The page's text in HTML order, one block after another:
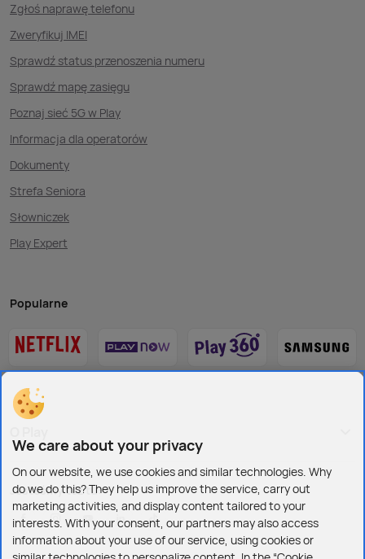
Zgłoś naprawę telefonu
Zweryfikuj IMEI
Sprawdź status przenoszenia numeru
Sprawdź mapę zasięgu
Poznaj sieć 5G w Play
Informacja dla operatorów
Dokumenty
Strefa Seniora
Słowniczek
Play Expert
Popularne
Jesteśmy też tu:
We care about your privacy
On our website, we use cookies and similar technologies. Why
do we do this? They help us improve the service, carry out
marketing activities, and display content tailored to your
interests. With your consent, our partners may also access
information about your use of our service, using cookies or